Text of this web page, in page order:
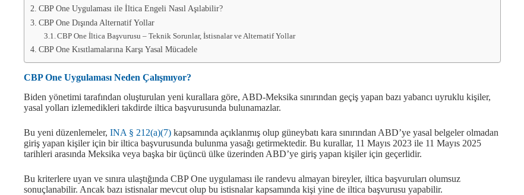
CBP One Uygulaması ile İltica Engeli Nasıl Aşılabilir?
CBP One Dışında Alternatif Yollar
CBP One İltica Başvurusu – Teknik Sorunlar, İstisnalar ve Alternatif Yollar
CBP One Kısıtlamalarına Karşı Yasal Mücadele
CBP One Uygulaması Neden Çalışmıyor?
Biden yönetimi tarafından oluşturulan yeni kurallara göre, ABD-Meksika sınırından geçiş yapan bazı yabancı uyruklu kişiler,
yasal yolları izlemedikleri takdirde iltica başvurusunda bulunamazlar.
Bu yeni düzenlemeler, INA § 212(a)(7) kapsamında açıklanmış olup güneybatı kara sınırından ABD’ye yasal belgeler olmadan
giriş yapan kişiler için bir iltica başvurusunda bulunma yasağı getirmektedir. Bu kurallar, 11 Mayıs 2023 ile 11 Mayıs 2025
tarihleri arasında Meksika veya başka bir üçüncü ülke üzerinden ABD’ye giriş yapan kişiler için geçerlidir.
Bu kriterlere uyan ve sınıra ulaştığında CBP One uygulaması ile randevu almayan bireyler, iltica başvuruları olumsuz
sonuçlanabilir. Ancak bazı istisnalar mevcut olup bu istisnalar kapsamında kişi yine de iltica başvurusu yapabilir.